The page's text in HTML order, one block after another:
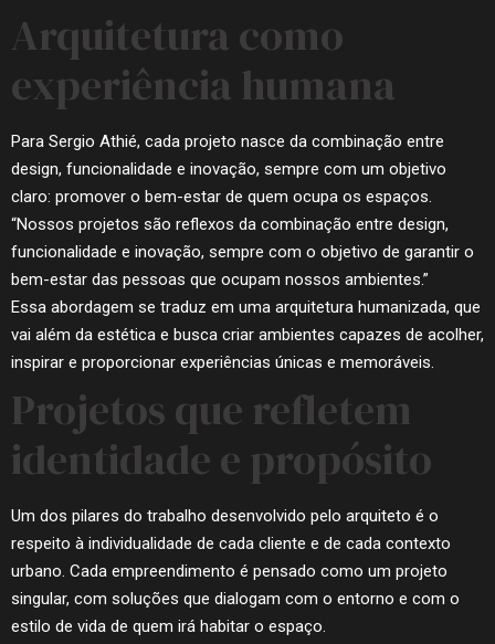
Arquitetura como
experiência humana
Para Sergio Athié, cada projeto nasce da combinação entre
design, funcionalidade e inovação, sempre com um objetivo
claro: promover o bem-estar de quem ocupa os espaços.
“Nossos projetos são reflexos da combinação entre design,
funcionalidade e inovação, sempre com o objetivo de garantir o
bem-estar das pessoas que ocupam nossos ambientes.”
Essa abordagem se traduz em uma arquitetura humanizada, que
vai além da estética e busca criar ambientes capazes de acolher,
inspirar e proporcionar experiências únicas e memoráveis.
Projetos que refletem
identidade e propósito
Um dos pilares do trabalho desenvolvido pelo arquiteto é o
respeito à individualidade de cada cliente e de cada contexto
urbano. Cada empreendimento é pensado como um projeto
singular, com soluções que dialogam com o entorno e com o
estilo de vida de quem irá habitar o espaço.